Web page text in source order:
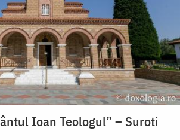
Ioan Teologul” – Suroti